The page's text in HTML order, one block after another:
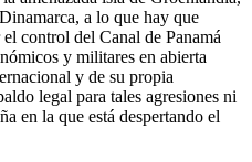
a lo que hay que
control del Canal de Panamá
y militares en abierta
y de su propia
legal para tales agresiones ni
en la que está despertando el